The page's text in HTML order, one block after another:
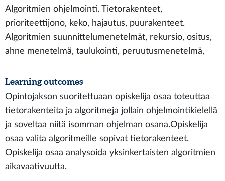
Algoritmien ohjelmointi. Tietorakenteet,
prioriteettijono, keko, hajautus, puurakenteet.
Algoritmien suunnittelumenetelmät, rekursio, ositus,
ahne menetelmä, taulukointi, peruutusmenetelmä,
Learning outcomes
Opintojakson suoritettuaan opiskelija osaa toteuttaa
tietorakenteita ja algoritmeja jollain ohjelmointikielellä
ja soveltaa niitä isomman ohjelman osana.Opiskelija
osaa valita algoritmeille sopivat tietorakenteet.
Opiskelija osaa analysoida yksinkertaisten algoritmien
aikavaativuutta.